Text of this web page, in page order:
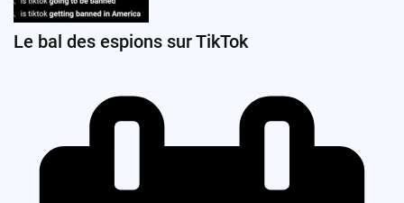
Le bal des espions sur TikTok